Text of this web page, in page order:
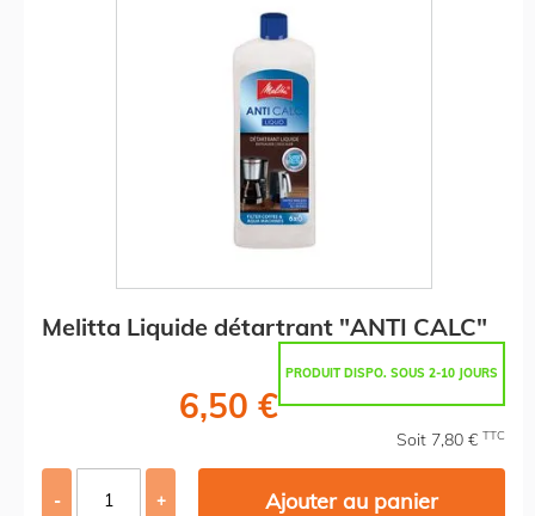
Melitta Liquide détartrant "ANTI CALC"
PRODUIT DISPO. SOUS 2-10 JOURS
6,50 €
Soit 7,80 € TTC
- + Ajouter au panier